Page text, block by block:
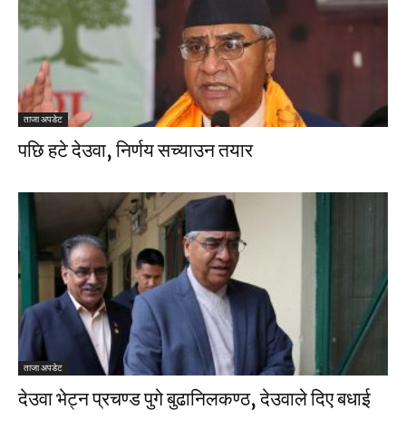
ताजा अपडेट
पछि हटे देउवा, निर्णय सच्याउन तयार
ताजा अपडेट
देउवा भेट्न प्रचण्ड पुगे बुढानिलकण्ठ, देउवाले दिए बधाई